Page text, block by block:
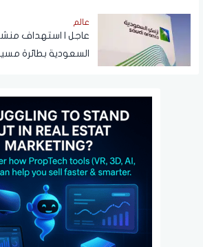
عالم
عاجل | استهداف
السعودية بطائرة